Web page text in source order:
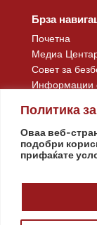
Политика
Оваа веб-
подобри
прифаќате
Брза
Почетна
Медиа
Совет за
Информации